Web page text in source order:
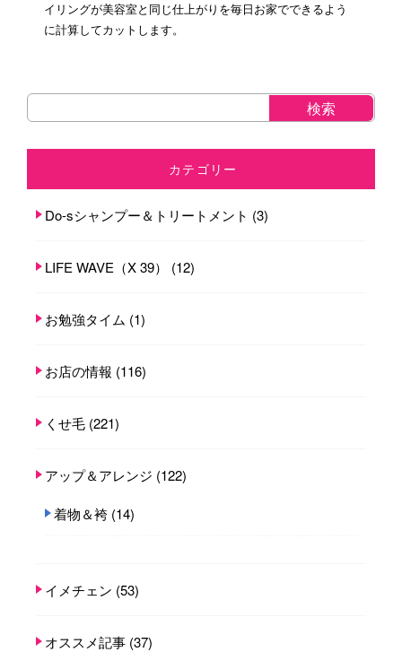
イリングが美容室と同じ仕上がりを毎日お家でできるよう
に計算してカットします。
カテゴリー
Do-sシャンプー＆トリートメント (3)
LIFE WAVE（X 39） (12)
お勉強タイム (1)
お店の情報 (116)
くせ毛 (221)
アップ＆アレンジ (122)
着物＆袴 (14)
イメチェン (53)
オススメ記事 (37)